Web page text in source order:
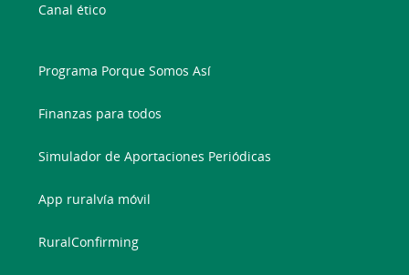
Canal ético
Programa Porque Somos Así
Finanzas para todos
Simulador de Aportaciones Periódicas
App ruralvía móvil
RuralConfirming